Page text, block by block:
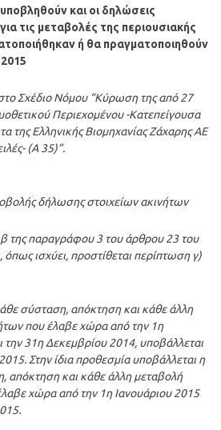
και οι δηλώσεις
τις μεταβολές της περιουσιακής
ή θα πραγματοποιηθούν
Σχέδιο Νόμου “Κύρωση της από 27
Περιεχομένου -Κατεπείγουσα
της Ελληνικής Βιομηχανίας Ζάχαρης ΑΕ
(Α 35)”.
δήλωσης στοιχείων ακινήτων
β της παραγράφου 3 του άρθρου 23 του
ισχύει, προστίθεται περίπτωση γ)
σύσταση, απόκτηση και κάθε άλλη
που έλαβε χώρα από την 1η
την 31η Δεκεμβρίου 2014, υποβάλλεται
Στην ίδια προθεσμία υποβάλλεται η
απόκτηση και κάθε άλλη μεταβολή
χώρα από την 1η Ιανουάριου 2015